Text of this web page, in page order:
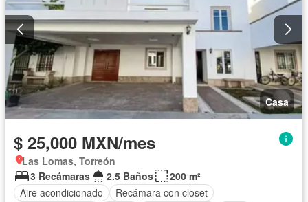
Casa
$ 25,000 MXN/mes
Las Lomas, Torreón
3 Recámaras
2.5 Baños
200 m²
Aire acondicionado
Recámara con closet